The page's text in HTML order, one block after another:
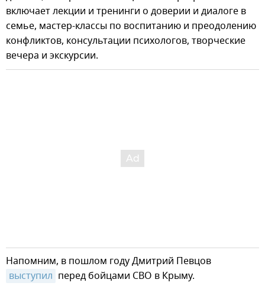
включает лекции и тренинги о доверии и диалоге в
семье, мастер-классы по воспитанию и преодолению
конфликтов, консультации психологов, творческие
вечера и экскурсии.
Напомним, в пошлом году Дмитрий Певцов
выступил перед бойцами СВО в Крыму.